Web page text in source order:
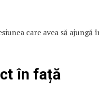
care avea să ajungă
în față